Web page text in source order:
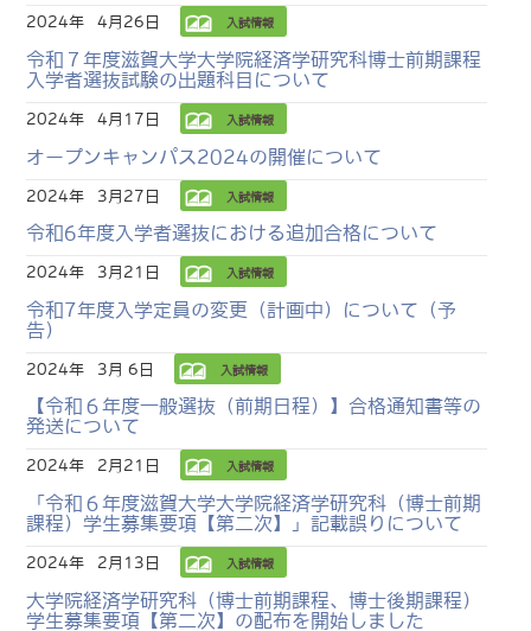
2024年 4月26日 入試情報
令和７年度滋賀大学大学院経済学研究科博士前期課程
入学者選抜試験の出題科目について
2024年 4月17日 入試情報
オープンキャンパス2024の開催について
2024年 3月27日 入試情報
令和6年度入学者選抜における追加合格について
2024年 3月21日 入試情報
令和7年度入学定員の変更（計画中）について（予
告）
2024年 3月 6日 入試情報
【令和６年度一般選抜（前期日程）】合格通知書等の
発送について
2024年 2月21日 入試情報
「令和６年度滋賀大学大学院経済学研究科（博士前期
課程）学生募集要項【第二次】」記載誤りについて
2024年 2月13日 入試情報
大学院経済学研究科（博士前期課程、博士後期課程）
学生募集要項【第二次】の配布を開始しました